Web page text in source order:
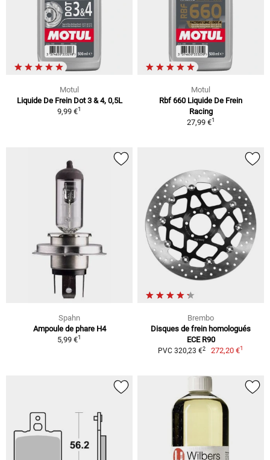
Motul
Liquide De Frein Dot 3 & 4, 0,5L
9,99 €1
Motul
Rbf 660 Liquide De Frein
Racing
27,99 €1
Spahn
Ampoule de phare H4
5,99 €1
Brembo
Disques de frein homologués
ECE R90
PVC 320,23 €2 272,20 €1